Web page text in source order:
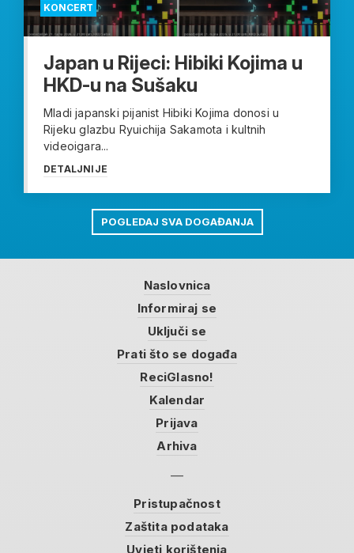
KONCERT
Japan u Rijeci: Hibiki Kojima u
HKD-u na Sušaku
Mladi japanski pijanist Hibiki Kojima donosi u
Rijeku glazbu Ryuichija Sakamota i kultnih
videoigara...
DETALJNIJE
POGLEDAJ SVA DOGAĐANJA
Naslovnica
Informiraj se
Uključi se
Prati što se događa
ReciGlasno!
Kalendar
Prijava
Arhiva
Pristupačnost
Zaštita podataka
Uvjeti korištenja